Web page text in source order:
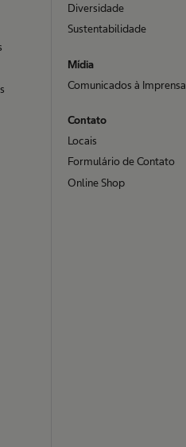
Diversidade
Sustentabilidade
Mídia
Comunicados à Imprensa
Contato
Locais
Formulário de Contato
Online Shop